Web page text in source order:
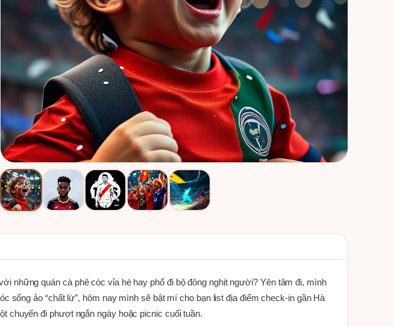
những quán cà phê cóc vỉa hè hay phố đi bộ đông nghịt người? Yên tâm đi, mình
sống ảo “chất lừ”, hôm nay mình sẽ bật mí cho bạn list địa điểm check-in gần Hà
chuyến đi phượt ngắn ngày hoặc picnic cuối tuần.